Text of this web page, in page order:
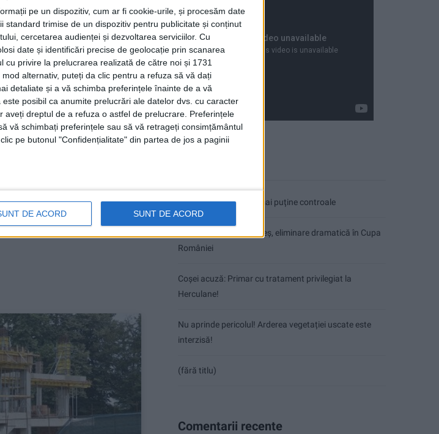
pe un dispozitiv, cum ar fi cookie-urile, și procesăm date
standard trimise de un dispozitiv pentru publicitate și conținut
cercetarea audienței și dezvoltarea serviciilor. Cu
date și identificări precise de geolocație prin scanarea
privire la prelucrarea realizată de către noi și 1731
alternativ, puteți da clic pentru a refuza să vă dați
detaliate și a vă schimba preferințele înainte de a vă
posibil ca anumite prelucrări ale datelor dvs. cu caracter
dreptul de a refuza o astfel de prelucrare. Preferințele
vă schimbați preferințele sau să vă retrageți consimțământul
pe butonul "Confidențialitate" din partea de jos a paginii
DE ACORD SUNT DE ACORD
Mai puțini inspectori, mai puține controale
VIDEO! CSM Caransebeș, eliminare dramatică în Cupa
României
Coșei acuză: Primar cu tratament privilegiat la
Herculane!
Nu aprinde pericolul! Arderea vegetației uscate este
interzisă!
(fără titlu)
Comentarii recente